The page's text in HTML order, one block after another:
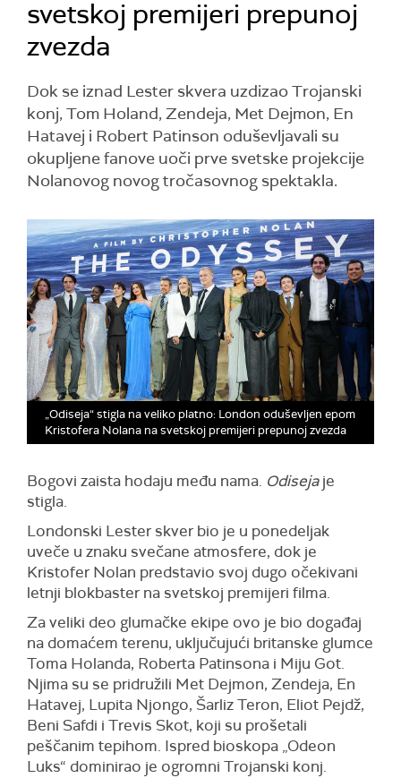
svetskoj premijeri prepunoj
zvezda
Dok se iznad Lester skvera uzdizao Trojanski
konj, Tom Holand, Zendeja, Met Dejmon, En
Hatavej i Robert Patinson oduševljavali su
okupljene fanove uoči prve svetske projekcije
Nolanovog novog tročasovnog spektakla.
„Odiseja“ stigla na veliko platno: London oduševljen epom
Kristofera Nolana na svetskoj premijeri prepunoj zvezda
Bogovi zaista hodaju među nama. Odisejaje
stigla.
Londonski Lester skver bio je u ponedeljak
uveče u znaku svečane atmosfere, dok je
Kristofer Nolan predstavio svoj dugo očekivani
letnji blokbaster na svetskoj premijeri filma.
Za veliki deo glumačke ekipe ovo je bio događaj
na domaćem terenu, uključujući britanske glumce
Toma Holanda, Roberta Patinsona i Miju Got.
Njima su se pridružili Met Dejmon, Zendeja, En
Hatavej, Lupita Njongo, Šarliz Teron, Eliot Pejdž,
Beni Safdi i Trevis Skot, koji su prošetali
peščanim tepihom. Ispred bioskopa „Odeon
Luks“ dominirao je ogromni Trojanski konj.